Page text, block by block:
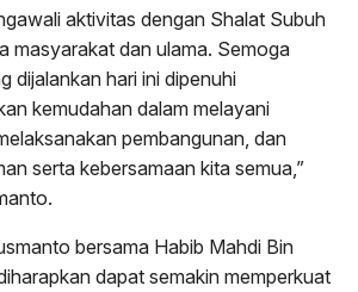
aktivitas dengan Shalat Subuh
masyarakat dan ulama. Semoga
dijalankan hari ini dipenuhi
kemudahan dalam melayani
pembangunan, dan
serta kebersamaan kita semua,”
bersama Habib Mahdi Bin
dapat semakin memperkuat